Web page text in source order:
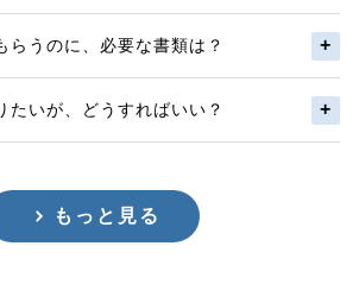
らうのに、必要な書類は？
たいが、どうすればいい？
もっと見る